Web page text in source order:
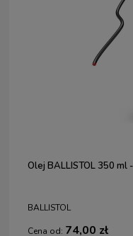
Olej BALLISTOL 350
BALLISTOL
Cena od: 74,00 zł